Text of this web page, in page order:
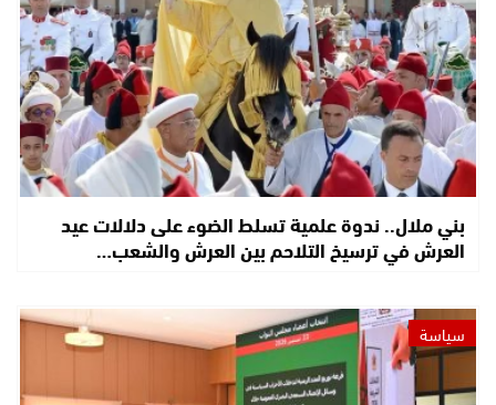
بني ملال.. ندوة علمية تسلط الضوء على دلالات عيد
العرش في ترسيخ التلاحم بين العرش والشعب…
سياسة